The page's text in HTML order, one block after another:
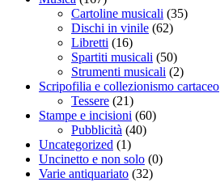
Cartoline musicali (35)
Dischi in vinile (62)
Libretti (16)
Spartiti musicali (50)
Strumenti musicali (2)
Scripofilia e collezionismo cartaceo
Tessere (21)
Stampe e incisioni (60)
Pubblicità (40)
Uncategorized (1)
Uncinetto e non solo (0)
Varie antiquariato (32)